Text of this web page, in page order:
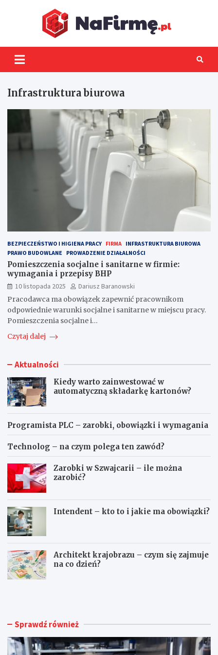
Infrastruktura biurowa
BEZPIECZEŃSTWO I HIGIENA PRACY FIRMA INFRASTRUKTURA BIUROWA
PRAWO BUDOWLANE
PROWADZENIE DZIAŁALNOŚCI
Pomieszczenia socjalne i sanitarne w firmie:
wymagania i przepisy BHP
10 listopada 2025
Dariusz Baranowski
Pracodawca ma obowiązek zapewnić pracownikom
odpowiednie warunki socjalne i sanitarne w miejscu pracy.
Pomieszczenia socjalne i…
Czytaj dalej
Aktualności
Kiedy warto zainwestować w
automatyczną składarkę kartonów?
Programista PLC – zarobki, obowiązki i wymagania
Technolog – na czym polega ten zawód?
Zarobki w Szwajcarii – ile można
zarobić?
Intendent – kto to i jakie ma obowiązki?
Architekt krajobrazu – czym się zajmuje
na co dzień?
K
w
r
t
P
a
i
s
Sprawdź również